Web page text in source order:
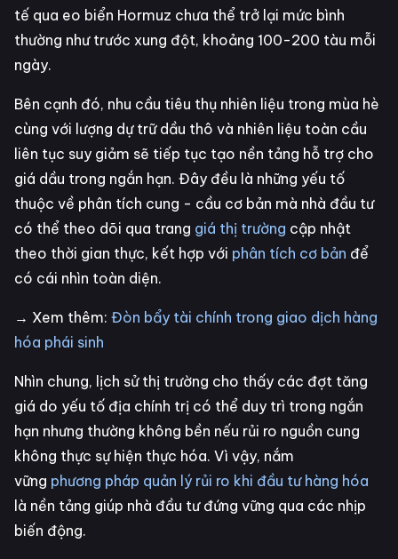
tế qua eo biển Hormuz chưa thể trở lại mức bình
thường như trước xung đột, khoảng 100-200 tàu mỗi
ngày.
Bên cạnh đó, nhu cầu tiêu thụ nhiên liệu trong mùa hè
cùng với lượng dự trữ dầu thô và nhiên liệu toàn cầu
liên tục suy giảm sẽ tiếp tục tạo nền tảng hỗ trợ cho
giá dầu trong ngắn hạn. Đây đều là những yếu tố
thuộc về phân tích cung - cầu cơ bản mà nhà đầu tư
có thể theo dõi qua trang giá thị trường cập nhật
theo thời gian thực, kết hợp với phân tích cơ bản để
có cái nhìn toàn diện.
→ Xem thêm: Đòn bẩy tài chính trong giao dịch hàng
hóa phái sinh
Nhìn chung, lịch sử thị trường cho thấy các đợt tăng
giá do yếu tố địa chính trị có thể duy trì trong ngắn
hạn nhưng thường không bền nếu rủi ro nguồn cung
không thực sự hiện thực hóa. Vì vậy, nắm
vững phương pháp quản lý rủi ro khi đầu tư hàng hóa
là nền tảng giúp nhà đầu tư đứng vững qua các nhịp
biến động.